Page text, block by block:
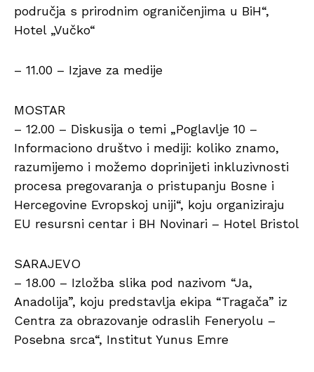
područja s prirodnim ograničenjima u BiH“,
Hotel „Vučko“
– 11.00 – Izjave za medije
MOSTAR
– 12.00 – Diskusija o temi „Poglavlje 10 –
Informaciono društvo i mediji: koliko znamo,
razumijemo i možemo doprinijeti inkluzivnosti
procesa pregovaranja o pristupanju Bosne i
Hercegovine Evropskoj uniji“, koju organiziraju
EU resursni centar i BH Novinari – Hotel Bristol
SARAJEVO
– 18.00 – Izložba slika pod nazivom “Ja,
Anadolija”, koju predstavlja ekipa “Tragača” iz
Centra za obrazovanje odraslih Feneryolu –
Posebna srca“, Institut Yunus Emre